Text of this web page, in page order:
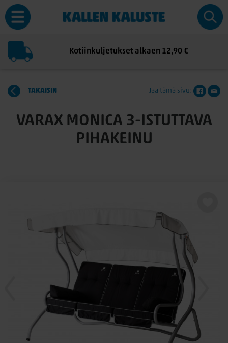
Kotiinkuljetukset alkaen 12,90 €
TAKAISIN Jaa tämä sivu:
VARAX MONICA 3-ISTUTTAVA
PIHAKEINU